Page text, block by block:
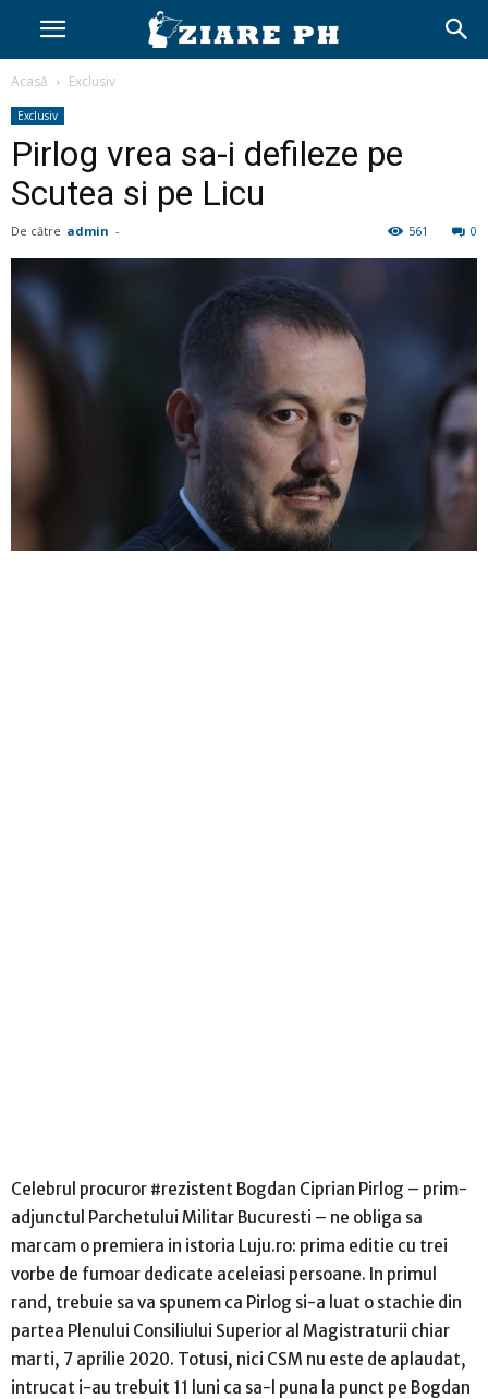
Acasă Exclusiv
Exclusiv
Pirlog vrea sa-i defileze pe
Scutea si pe Licu
De către admin - 0
561
Celebrul procuror #rezistent Bogdan Ciprian Pirlog – prim-
adjunctul Parchetului Militar Bucuresti – ne obliga sa
marcam o premiera in istoria Luju.ro: prima editie cu trei
vorbe de fumoar dedicate aceleiasi persoane. In primul
rand, trebuie sa va spunem ca Pirlog si-a luat o stachie din
partea Plenului Consiliului Superior al Magistraturii chiar
marti, 7 aprilie 2020. Totusi, nici CSM nu este de aplaudat,
intrucat i-au trebuit 11 luni ca sa-l puna la punct pe Bogdan